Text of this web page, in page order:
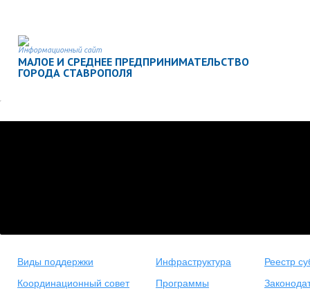
Информационный сайт
МАЛОЕ И СРЕДНЕЕ ПРЕДПРИНИМАТЕЛЬСТВО
ГОРОДА СТАВРОПОЛЯ
Виды поддержки Инфраструктура
Реестр
Координационный совет
Программы